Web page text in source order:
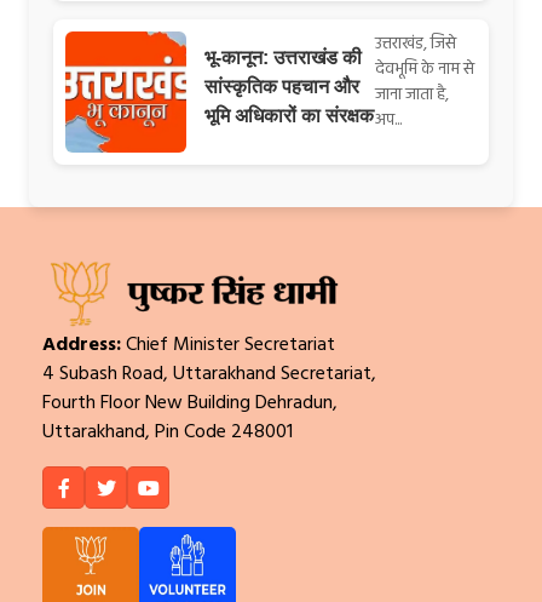
भू-कानून: उत्तराखंड की
सांस्कृतिक पहचान और
भूमि अधिकारों का संरक्षक
उत्तराखंड, जिसे
देवभूमि के नाम से
जाना जाता है,
अप...
Address:Chief Minister Secretariat
4 Subash Road, Uttarakhand Secretariat,
Fourth Floor New Building Dehradun,
Uttarakhand, Pin Code 248001